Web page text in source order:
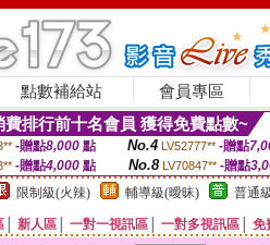
點數補給站 會員專區
費排行前十名會員 獲得免費點數~
-贈點8,000點 No.4 LV52777** -贈點
-贈點4,000 點 No.8 LV70847** -贈點
限制級(火辣) 輔導級(曖昧) 普通
新人區 一對一視訊區 一對多視訊區 免